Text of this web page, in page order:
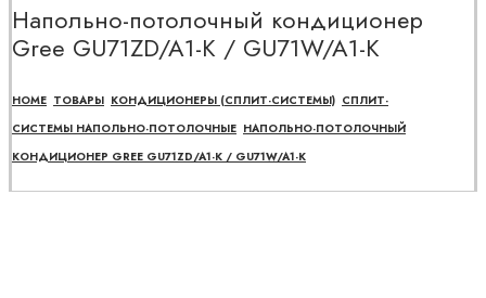
Напольно-потолочный кондиционер
Gree GU71ZD/A1-K / GU71W/A1-K
HOME ТОВАРЫ КОНДИЦИОНЕРЫ (СПЛИТ-СИСТЕМЫ) СПЛИТ-
СИСТЕМЫ НАПОЛЬНО-ПОТОЛОЧНЫЕ НАПОЛЬНО-ПОТОЛОЧНЫЙ
КОНДИЦИОНЕР GREE GU71ZD/A1-K / GU71W/A1-K